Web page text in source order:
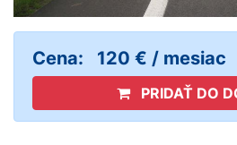
Cena: 120 € / mesiac
PRIDAŤ DO